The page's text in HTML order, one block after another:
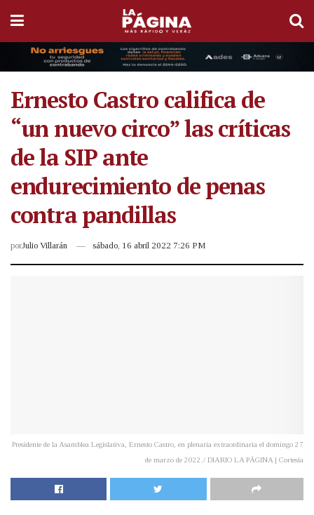
Ernesto Castro califica de
“un nuevo circo” las críticas
de la SIP ante
endurecimiento de penas
contra pandillas
porJulio Villarán sábado, 16 abril 2022 7:26 PM
Presidente de la Asamblea Legislativa, Ernesto Castro, en plenaria extraordinaria el domingo 27
de marzo de 2022./ DIARIO LA PÁGINA | Cortesía